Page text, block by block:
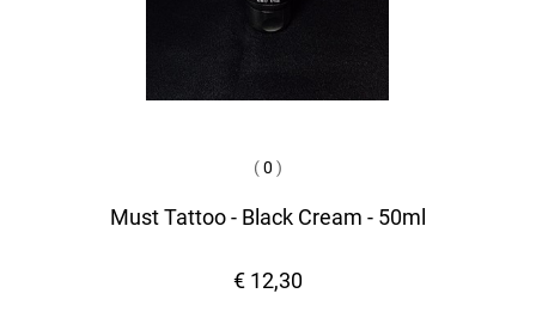
(0 )
Must Tattoo - Black Cream - 50ml
€ 12,30